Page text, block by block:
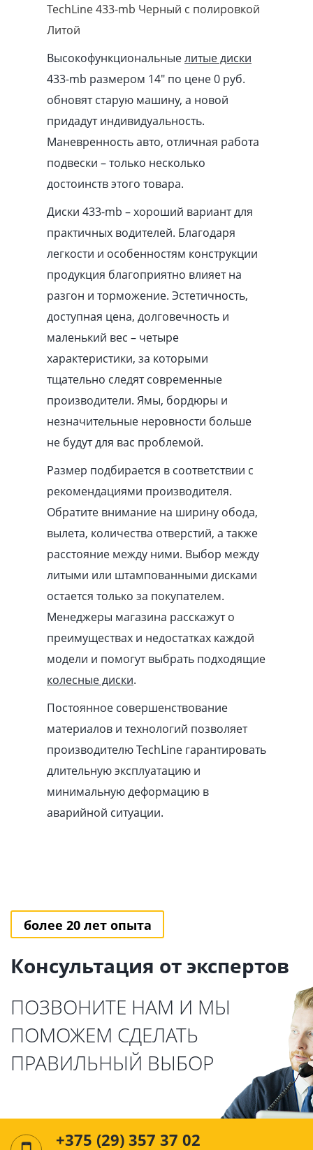
TechLine 433-mb Черный с полировкой
Литой
Высокофункциональныелитые диски
433-mb размером 14″ по цене 0 руб.
обновят старую машину, а новой
придадут индивидуальность.
Маневренность авто, отличная работа
подвески – только несколько
достоинств этого товара.
Диски 433-mb – хороший вариант для
практичных водителей. Благодаря
легкости и особенностям конструкции
продукция благоприятно влияет на
разгон и торможение. Эстетичность,
доступная цена, долговечность и
маленький вес – четыре
характеристики, за которыми
тщательно следят современные
производители. Ямы, бордюры и
незначительные неровности больше
не будут для вас проблемой.
Размер подбирается в соответствии с
рекомендациями производителя.
Обратите внимание на ширину обода,
вылета, количества отверстий, а также
расстояние между ними. Выбор между
литыми или штампованными дисками
остается только за покупателем.
Менеджеры магазина расскажут о
преимуществах и недостатках каждой
модели и помогут выбрать подходящие
колесные диски.
Постоянное совершенствование
материалов и технологий позволяет
производителю TechLine гарантировать
длительную эксплуатацию и
минимальную деформацию в
аварийной ситуации.
более 20 лет опыта
Консультация от экспертов
ПОЗВОНИТЕ НАМ И МЫ
ПОМОЖЕМ СДЕЛАТЬ
ПРАВИЛЬНЫЙ ВЫБОР
+375 (29) 357 37 02